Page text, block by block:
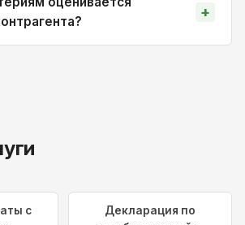
с
Декларация по